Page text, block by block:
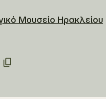
Μουσείο Ηρακλείου